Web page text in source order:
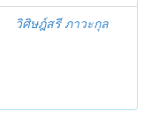
วิศิษฎ์สรี ภาวะกุล